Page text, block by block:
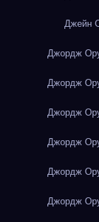
Джейн
Джордж
Джордж
Джордж
Джордж
Джордж
Джордж